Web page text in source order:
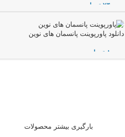
تومان
افزودن به سبد خرید
دانلود پاورپوینت پانسمان های نوین
تومان
بارگیری بیشتر محصولات